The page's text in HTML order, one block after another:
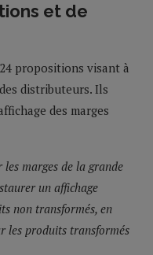
et de
propositions visant à
distributeurs. Ils
des marges
marges de la grande
un affichage
non transformés, en
les produits transformés